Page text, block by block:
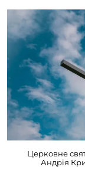
Церковне
Андрія